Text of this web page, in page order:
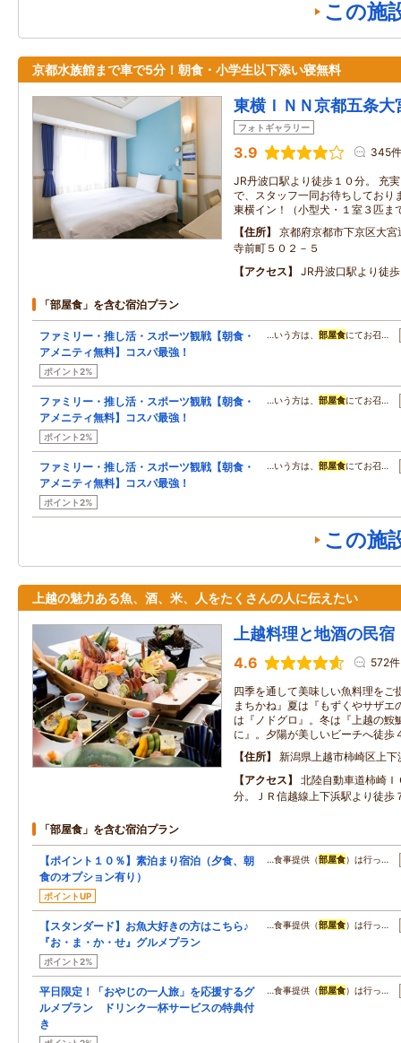
この施
京都水族館まで車で5分！朝食・小学生以下添い寝無料
東横ＩＮＮ京都五条大
フォトギャラリー
3.9 345件
JR丹波口駅より徒歩１０分。 充
で、スタッフ一同お待ちしており
東横イン！（小型犬・１室３匹ま
住所
京都府京都市下京区大
寺前町５０２－５
アクセス
JR丹波口駅より徒
「部屋食」を含む宿泊プラン
ファミリー・推し活・スポーツ観戦【朝食・
アメニティ無料】コスパ最強！
ポイント2%
…いう方は、 部屋食にてお召…
ファミリー・推し活・スポーツ観戦【朝食・
アメニティ無料】コスパ最強！
ポイント2%
…いう方は、 部屋食にてお召…
ファミリー・推し活・スポーツ観戦【朝食・
アメニティ無料】コスパ最強！
ポイント2%
…いう方は、 部屋食にてお召…
この施
上越の魅力ある魚、酒、米、人をたくさんの人に伝えたい
上越料理と地酒の民
4.6 572件
四季を通して美味しい魚料理をご
まちかね』夏は『もずくやサザエ
は『ノドグロ』。冬は『上越の鮟
に』。夕陽が美しいビーチへ徒歩
住所
新潟県上越市柿崎区上下
アクセス
北陸自動車道柿崎
分。ＪＲ信越線上下浜駅より徒歩
「部屋食」を含む宿泊プラン
【ポイント１０％】素泊まり宿泊（夕食、朝
食のオプション有り）
ポイントUP
…食事提供（部屋食）は行っ…
【スタンダード】お魚大好きの方はこちら♪
『お・ま・か・せ』グルメプラン
ポイント2%
…食事提供（部屋食）は行っ…
平日限定！「おやじの一人旅」を応援するグ
ルメプラン ドリンク一杯サービスの特典付
き
…食事提供（部屋食）は行っ…